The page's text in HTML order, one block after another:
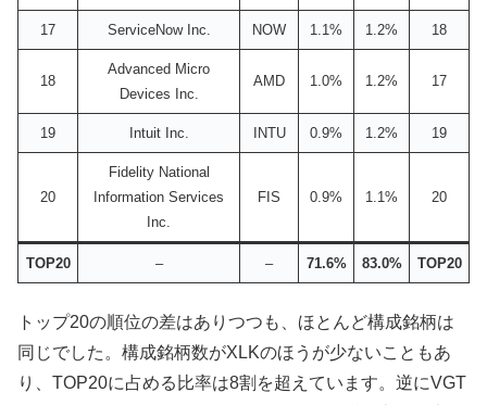
17 ServiceNow Inc. NOW 1.1% 1.2% 18
18
Advanced Micro
Devices Inc.
AMD 1.0% 1.2% 17
19 Intuit Inc. INTU 0.9% 1.2% 19
20
Fidelity National
Information Services
Inc.
FIS 0.9% 1.1% 20
TOP20 – – 71.6% 83.0% TOP20
トップ20の順位の差はありつつも、ほとんど構成銘柄は
同じでした。構成銘柄数がXLKのほうが少ないこともあ
り、TOP20に占める比率は8割を超えています。逆にVGT